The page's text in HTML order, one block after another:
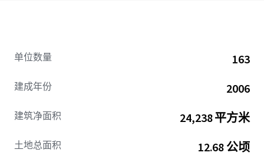
单位数量 163
建成年份 2006
建筑净面积 24,238 平方米
土地总面积 12.68 公顷